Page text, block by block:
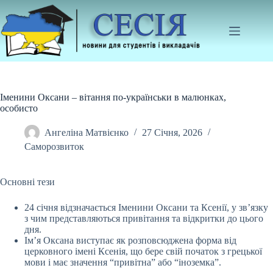
до
вмісту
Іменини Оксани – вітання по-українськи в малюнках,
особисто
Ангеліна Матвієнко
27 Січня, 2026
Саморозвиток
Основні тези
24 січня відзначається Іменини Оксани та Ксенії, у зв’язку
з чим представляються привітання та відкритки до цього
дня.
Ім’я Оксана виступає як розповсюджена форма від
церковного імені Ксенія, що бере свій початок з грецької
мови і має значення “привітна” або “іноземка”.